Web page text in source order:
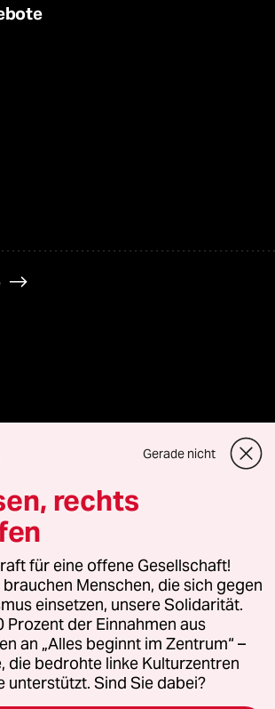
und Vertriebs GmbH
Bei rechtlichen Fragen oder für Genehmigungen
lizenzen@taz.de
Kommune-Richtlinien
Datenschutz Impressum AGB
Gerade nicht
rechts
für eine offene Gesellschaft!
Menschen, die sich gegen
einsetzen, unsere Solidarität.
Prozent der Einnahmen aus
an „Alles beginnt im Zentrum“ –
die bedrohte linke Kulturzentren
unterstützt. Sind Sie dabei?